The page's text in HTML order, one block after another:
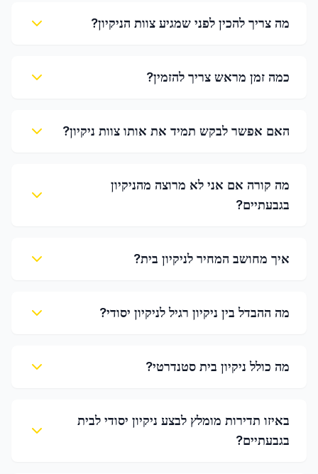
מה צריך להכין לפני שמגיע צוות הניקיון?
כמה זמן מראש צריך להזמין?
האם אפשר לבקש תמיד את אותו צוות ניקיון?
מה קורה אם אני לא מרוצה מהניקיון
בגבעתיים?
איך מחושב המחיר לניקיון בית?
מה ההבדל בין ניקיון רגיל לניקיון יסודי?
מה כולל ניקיון בית סטנדרטי?
באיזו תדירות מומלץ לבצע ניקיון יסודי לבית
בגבעתיים?